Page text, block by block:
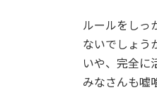
ルールをしっ
ないでしょう
いや、完全に
みなさんも嘘